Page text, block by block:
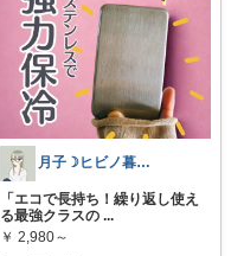
月子☽ヒビノ暮らしレシピ
「エコで長持ち！繰り返し使え
る最強クラスの ...
￥ 2,980～